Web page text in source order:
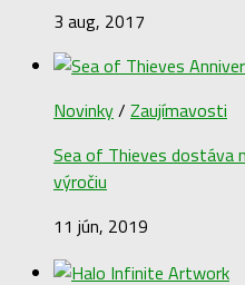
3 aug, 2017
Novinky/ Zaujímavosti
Sea of Thieves dostáva
výročiu
11 jún, 2019